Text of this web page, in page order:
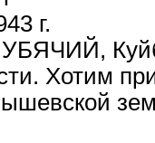
г.
Хотим